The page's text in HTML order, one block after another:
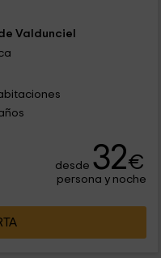
Valdunciel
desde 32€
persona y noche